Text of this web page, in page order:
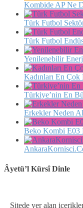
Kombide AP Ne
Türk Futbol
Türk Futbol
Yenilenebilir
Kadınları En
Türkiye’nin En
Erkekler Neden
Beko Kombi E03
Âyetü’l Kürsî Dinle
Sitede yer alan